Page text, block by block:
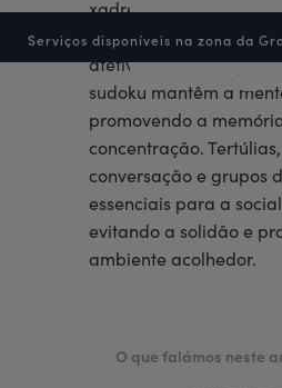
xadrez e dominó, são
coordenação motora
afetivos. Puzzles,
sudoku mantêm a
promovendo a
concentração.
conversação e grupos
essenciais para a
evitando a solidão e
ambiente acolhedor.
O que falámos neste
Serviços disponíveis na zona da